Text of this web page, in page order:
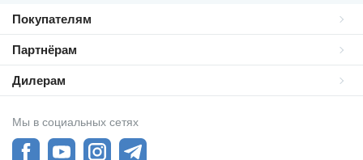
Покупателям
Партнёрам
Дилерам
Мы в социальных сетях